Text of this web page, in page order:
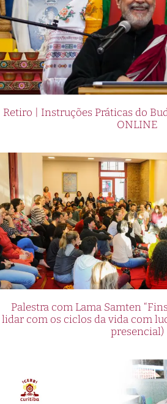
Retiro | Instruções Práticas do
ONLINE
Palestra com Lama Samten
lidar com os ciclos da vida com
presencial)